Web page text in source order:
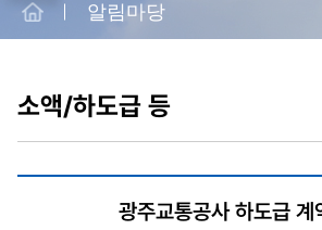
알림마당
소액/하도급 등
광주교통공사 하도급 계